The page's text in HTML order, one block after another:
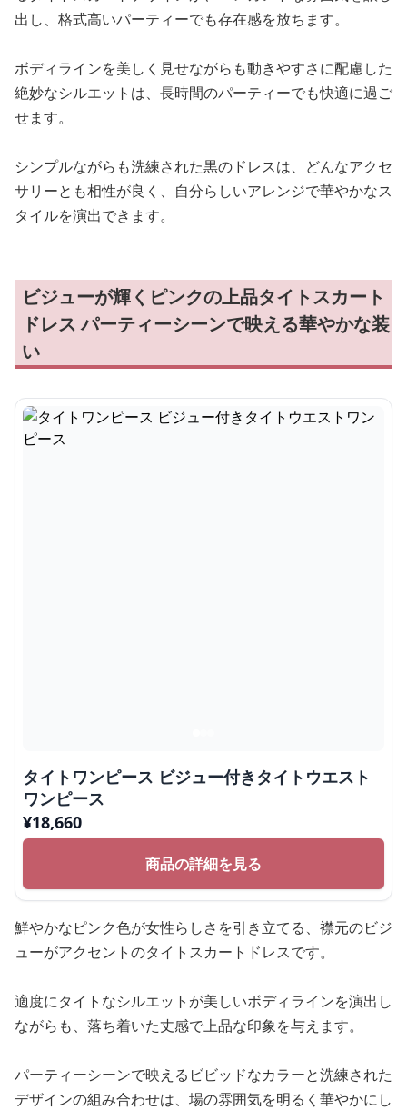
出し、格式高いパーティーでも存在感を放ちます。
ボディラインを美しく見せながらも動きやすさに配慮した
絶妙なシルエットは、長時間のパーティーでも快適に過ご
せます。
シンプルながらも洗練された黒のドレスは、どんなアクセ
サリーとも相性が良く、自分らしいアレンジで華やかなス
タイルを演出できます。
ビジューが輝くピンクの上品タイトスカート
ドレス パーティーシーンで映える華やかな装
い
タイトワンピース ビジュー付きタイトウエスト
ワンピース
¥18,660
商品の詳細を見る
鮮やかなピンク色が女性らしさを引き立てる、襟元のビジ
ューがアクセントのタイトスカートドレスです。
適度にタイトなシルエットが美しいボディラインを演出し
ながらも、落ち着いた丈感で上品な印象を与えます。
パーティーシーンで映えるビビッドなカラーと洗練された
デザインの組み合わせは、場の雰囲気を明るく華やかにし